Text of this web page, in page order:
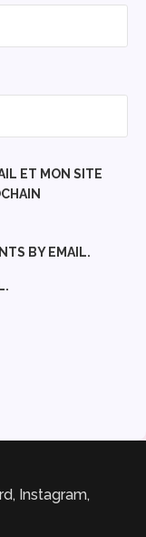
ET MON SITE
BY EMAIL.
Instagram,